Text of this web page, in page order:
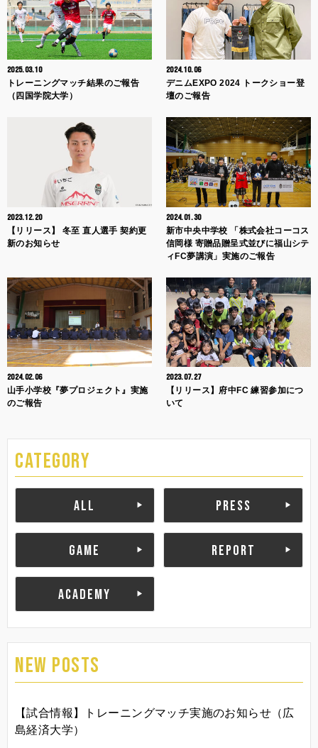
2025.03.10
トレーニングマッチ結果のご報告
（四国学院大学）
2024.10.06
デニムEXPO 2024 トークショー登
壇のご報告
2023.12.20
【リリース】 冬至 直人選手 契約更
新のお知らせ
2024.01.30
新市中央中学校 「株式会社コーコス
信岡様 寄贈品贈呈式並びに福山シテ
ィFC夢講演」実施のご報告
2024.02.06
山手小学校『夢プロジェクト』実施
のご報告
2023.07.27
【リリース】府中FC 練習参加につ
いて
CATEGORY
ALL PRESS
GAME REPORT
ACADEMY
NEW POSTS
【試合情報】トレーニングマッチ実施のお知らせ（広
島経済大学）